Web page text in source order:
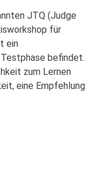
JTQ (Judge
für
ein
befindet.
zum Lernen
eine Empfehlung